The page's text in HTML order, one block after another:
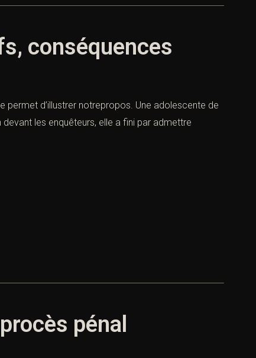
conséquences
permet d’illustrer notrepropos. Une adolescente de
les enquêteurs, elle a fini par admettre
pénal